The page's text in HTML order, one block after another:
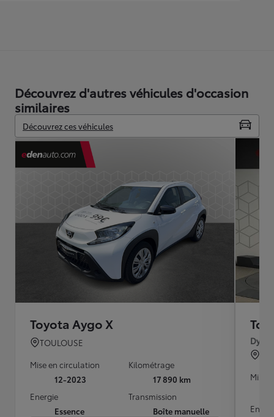
Découvrez d'autres véhicules d'occasion
similaires
Découvrez ces véhicules
Toyota Aygo X
TOULOUSE
Mise en circulation
12-2023
Kilométrage
17 890 km
Energie
Essence
Transmission
Boîte manuelle
Mise